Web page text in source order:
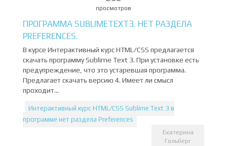
просмотров
ПРОГРАММА SUBLIMETEXT3. НЕТ РАЗДЕЛА
PREFERENCES.
В курсе Интерактивный курс HTML/CSS предлагается
скачать программу Sublime Text 3. При установке есть
предупреждение, что это устаревшая программа.
Предлагает скачать версию 4. Имеет ли смысл
проходит...
Интерактивный курс HTML/CSS Sublime Text 3 в
программе нет раздела Preferences
Екатерина
Гольберг